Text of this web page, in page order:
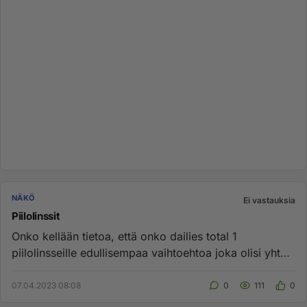
NÄKÖ Ei vastauksia
Piilolinssit
Onko kellään tietoa, että onko dailies total 1
piilolinsseille edullisempaa vaihtoehtoa joka olisi yhtä
07.04.2023 08:08 0 111 0